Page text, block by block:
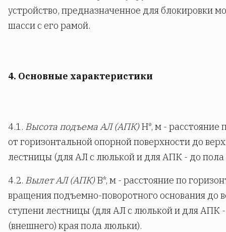
устройство, предназначенное для блокировки
шасси с его рамой.
4. Основные характеристики
4.1. Высота подъема АЛ (АПК)Н*, м - расстояние
от горизонтальной опорной поверхности до
лестницы (для АЛ с люлькой и для АПК - до
4.2. Вылет АЛ (АПК)В*, м - расстояние по
вращения подъемно-поворотного основания до
ступени лестницы (для АЛ с люлькой и для АПК
(внешнего) края пола люльки).